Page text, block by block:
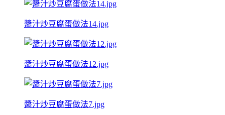
醬汁炒豆腐蛋做法14.jpg
醬汁炒豆腐蛋做法12.jpg
醬汁炒豆腐蛋做法7.jpg